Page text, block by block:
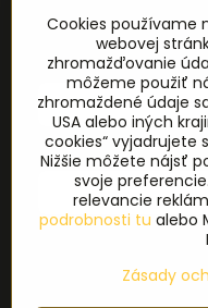
Prihlásenie
Meno*
E-mail*
Cookies používame
webovej
zhromažďovanie
môžeme použiť
zhromaždené údaje
USA alebo iných
cookies“ vyjadrujete
Nižšie môžete nájsť
svoje
relevancie
podrobnosti tu alebo
Zásady